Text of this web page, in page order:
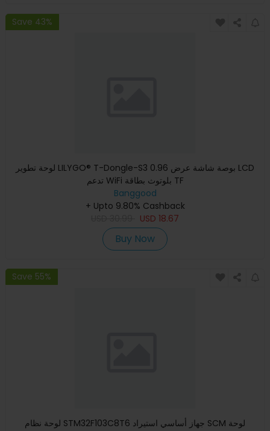
Save 43%
لوحة تطوير LILYGO® T-Dongle-S3 0.96 بوصة شاشة عرض LCD
تدعم WiFi بلوتوث بطاقة TF
Banggood
+ Upto 9.80% Cashback
USD 18.67
Buy Now
Save 55%
لوحة نظام STM32F103C8T6 جهاز أساسي استيراد SCM لوحة